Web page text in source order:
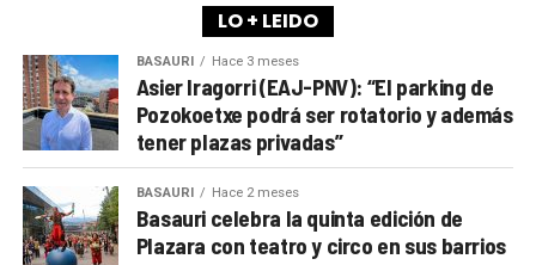
LO + LEIDO
BASAURI Hace 3 meses
Asier Iragorri (EAJ-PNV): “El parking de
Pozokoetxe podrá ser rotatorio y además
tener plazas privadas”
BASAURI Hace 2 meses
Basauri celebra la quinta edición de
Plazara con teatro y circo en sus barrios